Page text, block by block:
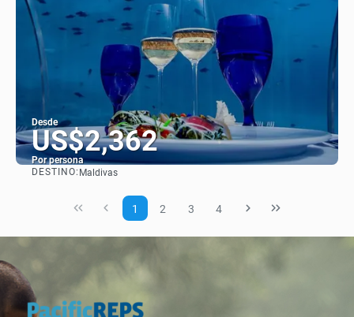
Desde
US$2,362
Por persona
DESTINO: Maldivas
1 2 3 4